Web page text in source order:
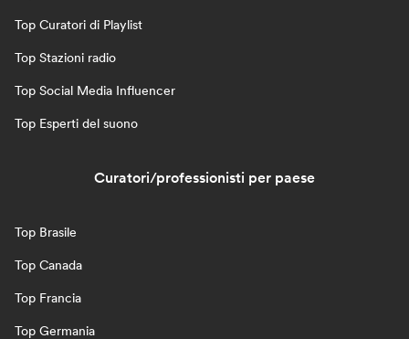
Top Curatori di Playlist
Top Stazioni radio
Top Social Media Influencer
Top Esperti del suono
Curatori/professionisti per paese
Top Brasile
Top Canada
Top Francia
Top Germania